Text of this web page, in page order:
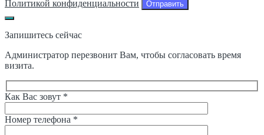
Политикой конфиденциальности
Запишитесь сейчас
Администратор перезвонит Вам, чтобы согласовать время
визита.
Как Вас зовут *
Номер телефона *